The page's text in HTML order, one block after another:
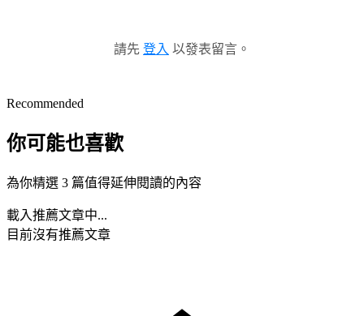
請先 登入 以發表留言。
Recommended
你可能也喜歡
為你精選 3 篇值得延伸閱讀的內容
載入推薦文章中...
目前沒有推薦文章